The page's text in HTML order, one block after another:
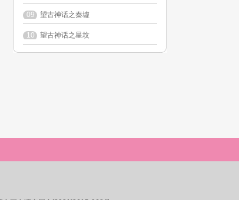
09 望古神话之秦墟
10 望古神话之星坟